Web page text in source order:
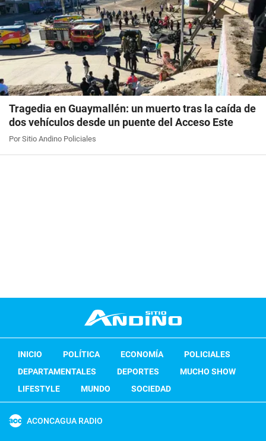
Tragedia en Guaymallén: un muerto tras la caída de
dos vehículos desde un puente del Acceso Este
Por Sitio Andino Policiales
INICIO POLÍTICA ECONOMÍA
POLICIALES
DEPARTAMENTALES
DEPORTES
MUCHO SHOW
LIFESTYLE
MUNDO SOCIEDAD
ACONCAGUA RADIO